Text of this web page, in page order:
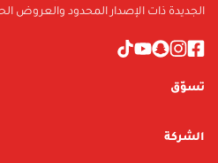
تسوّق
الشركة
الجديدة ذات الإصدار المحدود والعروض